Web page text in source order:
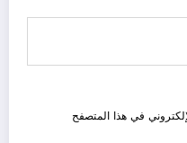
في هذا المتصفح